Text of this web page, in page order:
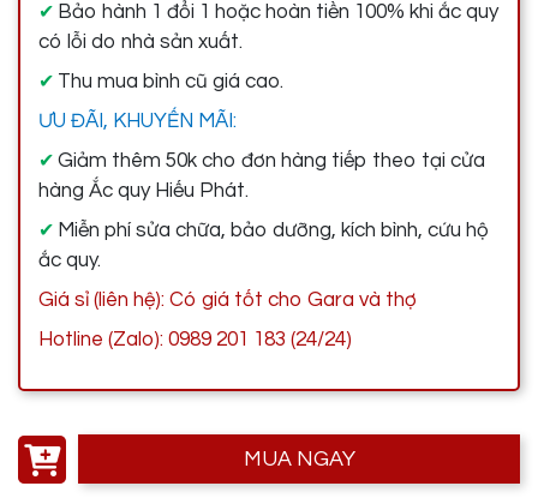
✔ Bảo hành 1 đổi 1 hoặc hoàn tiền 100% khi ắc quy
có lỗi do nhà sản xuất.
✔ Thu mua bình cũ giá cao.
ƯU ĐÃI, KHUYẾN MÃI:
✔ Giảm thêm 50k cho đơn hàng tiếp theo tại cửa
hàng Ắc quy Hiếu Phát.
✔ Miễn phí sửa chữa, bảo dưỡng, kích bình, cứu hộ
ắc quy.
Giá sỉ (liên hệ): Có giá tốt cho Gara và thợ
Hotline (Zalo): 0989 201 183 (24/24)
MUA NGAY